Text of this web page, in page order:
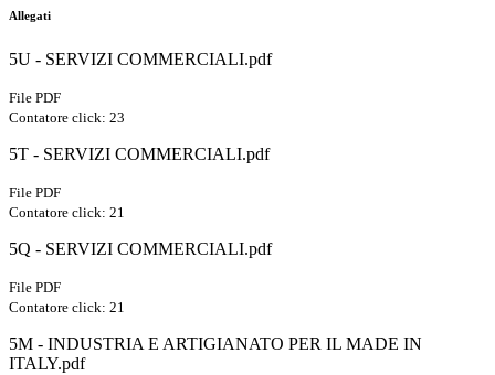
Allegati
5U - SERVIZI COMMERCIALI.pdf
File PDF
Contatore click: 23
5T - SERVIZI COMMERCIALI.pdf
File PDF
Contatore click: 21
5Q - SERVIZI COMMERCIALI.pdf
File PDF
Contatore click: 21
5M - INDUSTRIA E ARTIGIANATO PER IL MADE IN
ITALY.pdf